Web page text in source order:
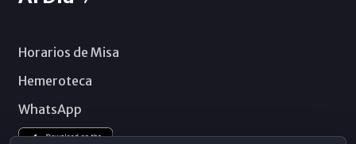
Horarios de Misa
Hemeroteca
WhatsApp